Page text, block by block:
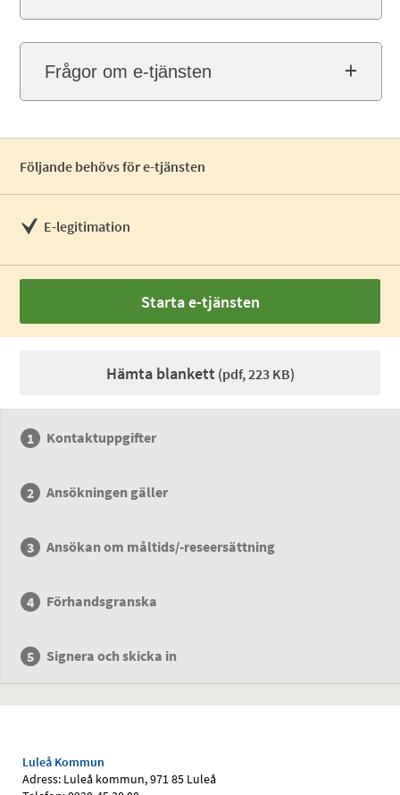
Frågor om e-tjänsten
Följande behövs för e-tjänsten
E-legitimation
Starta e-tjänsten
Hämta blankett (pdf, 223 KB)
Kontaktuppgifter
Ansökningen gäller
Ansökan om måltids/-reseersättning
Förhandsgranska
Signera och skicka in
Luleå Kommun
Adress: Luleå kommun, 971 85 Luleå